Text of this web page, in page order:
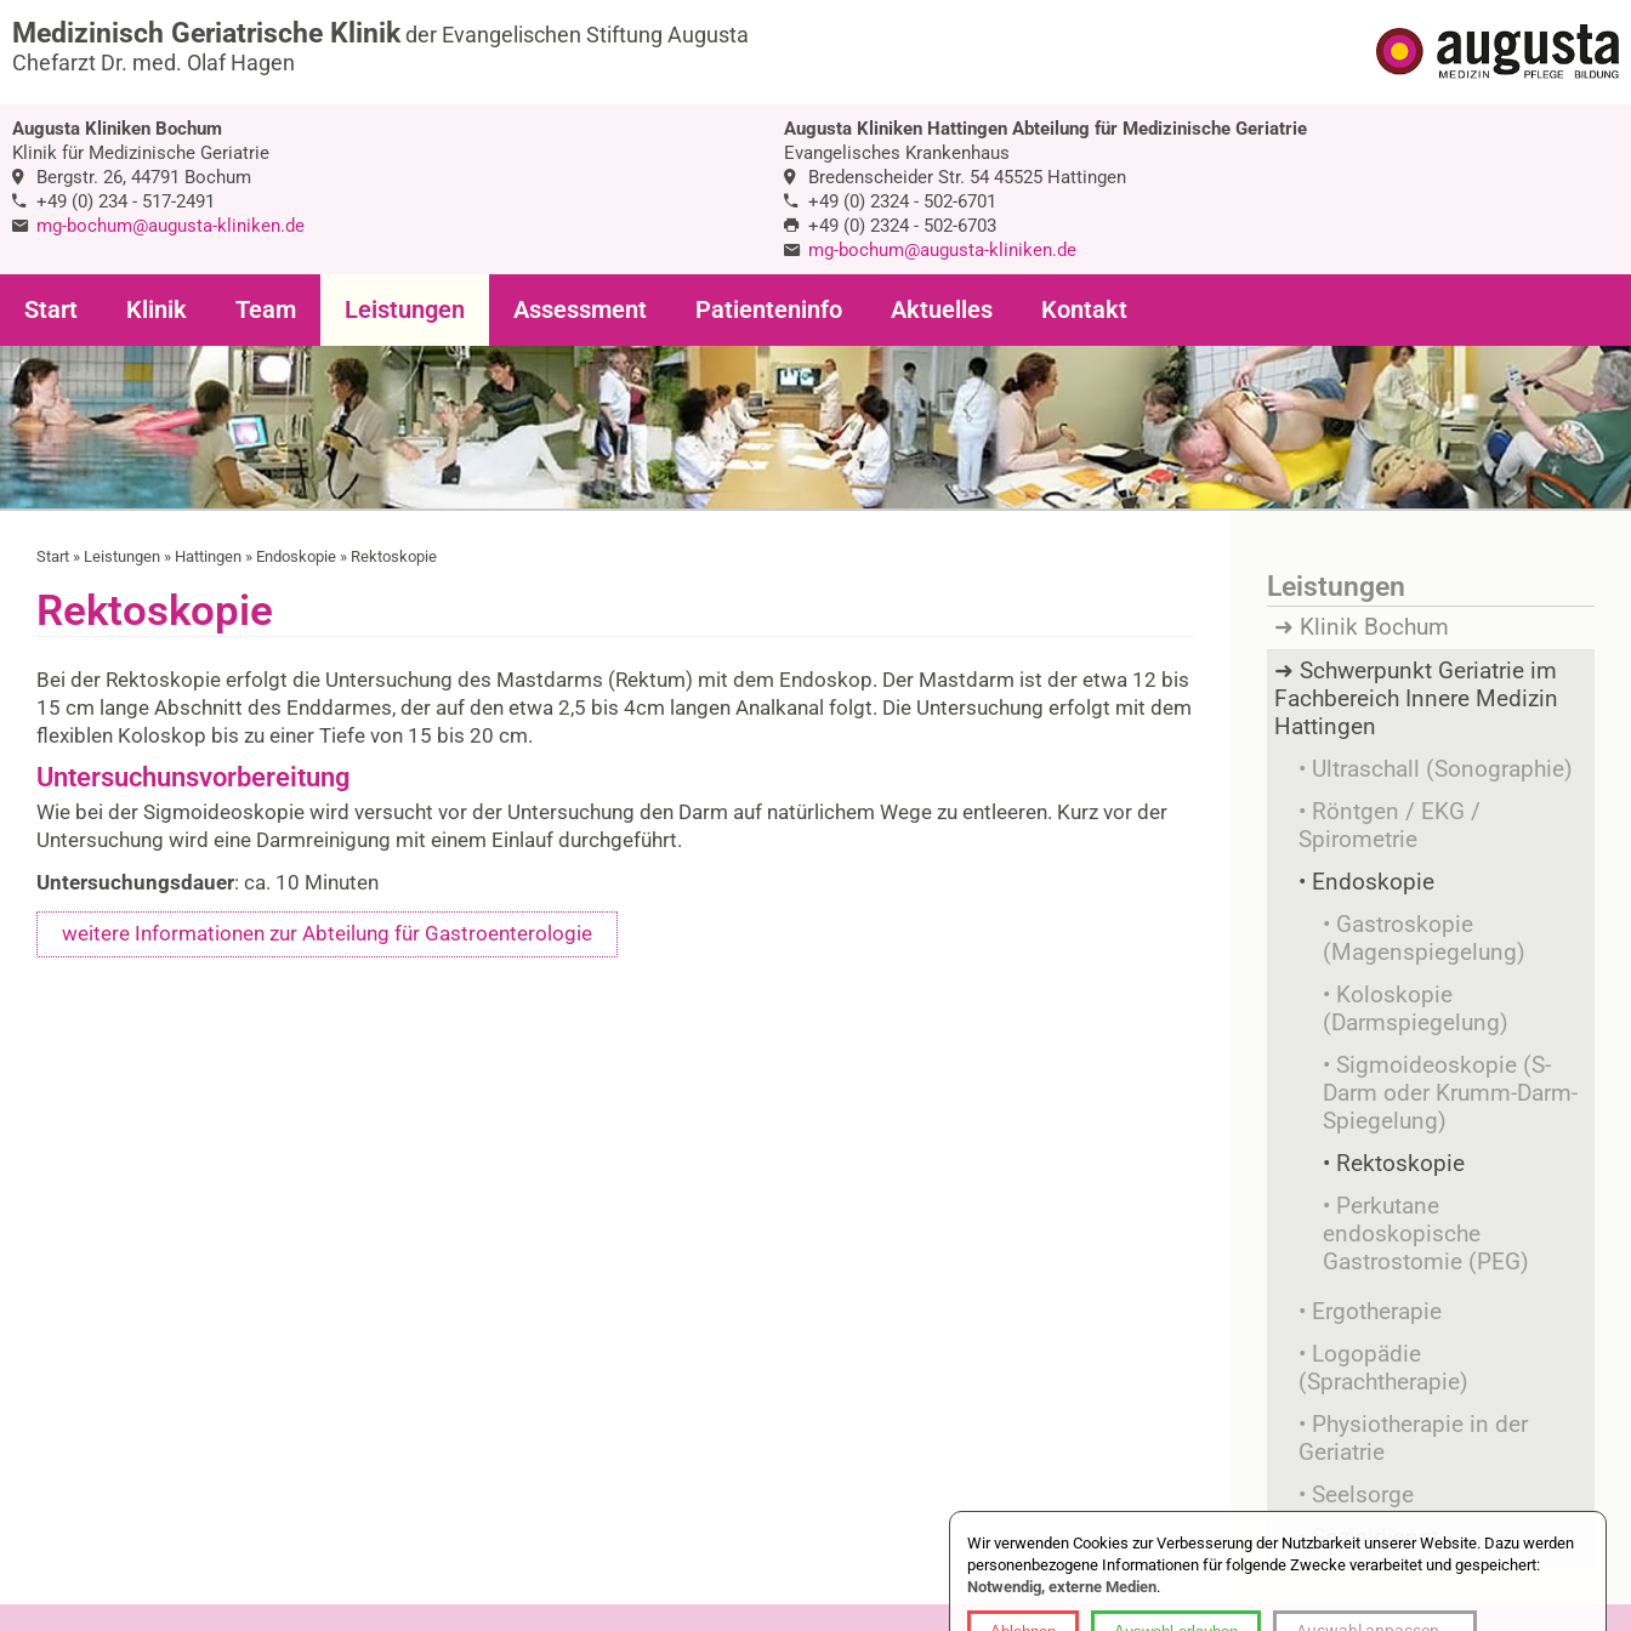
Medizinisch Geriatrische Klinikder Evangelischen Stiftung Augusta
Chefarzt Dr. med. Olaf Hagen
Augusta Kliniken Bochum
Klinik für Medizinische Geriatrie
Bergstr. 26, 44791 Bochum
+49 (0) 234 - 517-2491
mg-bochum@augusta-kliniken.de
Augusta Kliniken Hattingen Abteilung für Medizinische Geriatrie
Evangelisches Krankenhaus
Bredenscheider Str. 54 45525 Hattingen
+49 (0) 2324 - 502-6701
+49 (0) 2324 - 502-6703
mg-bochum@augusta-kliniken.de
Start Klinik Team Leistungen Assessment Patienteninfo Aktuelles Kontakt
Start » Leistungen » Hattingen » Endoskopie » Rektoskopie
Rektoskopie
Bei der Rektoskopie erfolgt die Untersuchung des Mastdarms (Rektum) mit dem Endoskop. Der Mastdarm ist der etwa 12 bis
15 cm lange Abschnitt des Enddarmes, der auf den etwa 2,5 bis 4cm langen Analkanal folgt. Die Untersuchung erfolgt mit dem
flexiblen Koloskop bis zu einer Tiefe von 15 bis 20 cm.
Untersuchunsvorbereitung
Wie bei der Sigmoideoskopie wird versucht vor der Untersuchung den Darm auf natürlichem Wege zu entleeren. Kurz vor der
Untersuchung wird eine Darmreinigung mit einem Einlauf durchgeführt.
Untersuchungsdauer: ca. 10 Minuten
weitere Informationen zur Abteilung für Gastroenterologie
Leistungen
Klinik Bochum
Schwerpunkt Geriatrie im
Fachbereich Innere Medizin
Hattingen
Ultraschall (Sonographie)
Röntgen / EKG /
Spirometrie
Endoskopie
Gastroskopie
(Magenspiegelung)
Koloskopie
(Darmspiegelung)
Sigmoideoskopie (S-
Darm oder Krumm-Darm-
Spiegelung)
Rektoskopie
Perkutane
endoskopische
Gastrostomie (PEG)
Ergotherapie
Logopädie
(Sprachtherapie)
Physiotherapie in der
Geriatrie
Seelsorge
Sozialdienst
Wir verwenden Cookies zur Verbesserung der Nutzbarkeit unserer Website. Dazu werden
personenbezogene Informationen für folgende Zwecke verarbeitet und gespeichert:
Notwendig, externe Medien.